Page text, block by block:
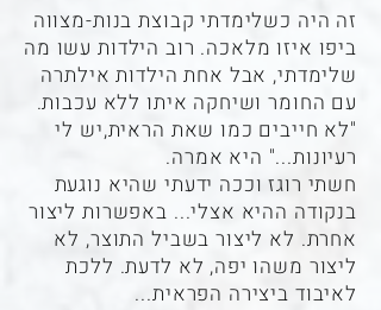
זה היה כשלימדתי קבוצת בנות-מצווה
ביפו איזו מלאכה. רוב הילדות עשו מה
שלימדתי, אבל אחת הילדות אילתרה
עם החומר ושיחקה איתו ללא עכבות.
"לא חייבים כמו שאת הראית,יש לי
רעיונות..." היא אמרה.
חשתי רוגז וככה ידעתי שהיא נוגעת
בנקודה ההיא אצלי... באפשרות ליצור
אחרת. לא ליצור בשביל התוצר, לא
ליצור משהו יפה, לא לדעת. ללכת
לאיבוד ביצירה הפראית...